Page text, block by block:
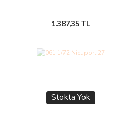
1.387,35 TL
Stokta Yok